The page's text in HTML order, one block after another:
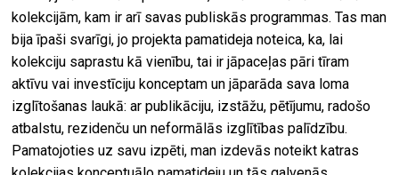
kolekcijām, kam ir arī savas publiskās programmas. Tas man
bija īpaši svarīgi, jo projekta pamatideja noteica, ka, lai
kolekciju saprastu kā vienību, tai ir jāpaceļas pāri tīram
aktīvu vai investīciju konceptam un jāparāda sava loma
izglītošanas laukā: ar publikāciju, izstāžu, pētījumu, radošo
atbalstu, rezidenču un neformālās izglītības palīdzību.
Pamatojoties uz savu izpēti, man izdevās noteikt katras